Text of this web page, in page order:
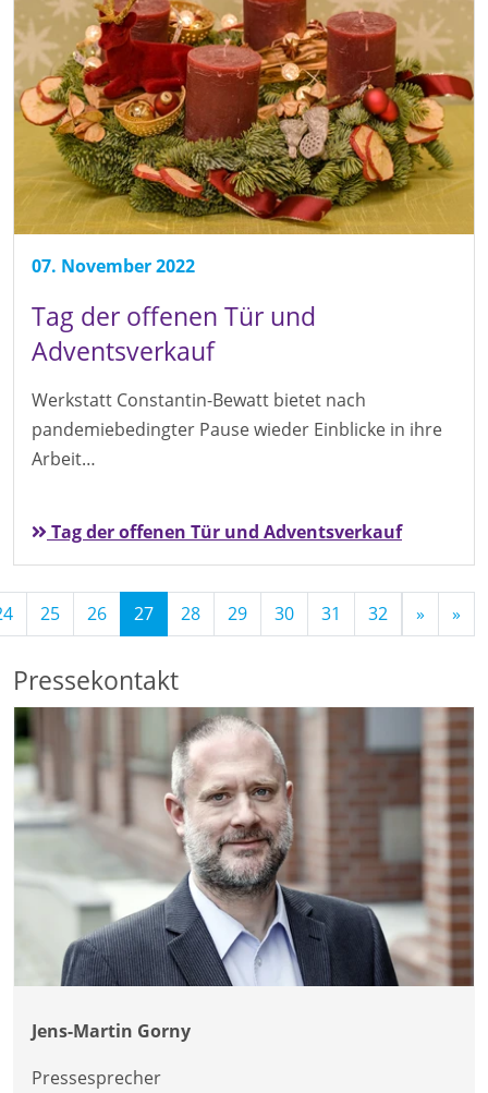
07. November 2022
Tag der offenen Tür und
Adventsverkauf
Werkstatt Constantin-Bewatt bietet nach
pandemiebedingter Pause wieder Einblicke in ihre
Arbeit…
Tag der offenen Tür und Adventsverkauf
25 26 27(Standort)
28 29 30 31 32 » »
Pressekontakt
Jens-Martin Gorny
Pressesprecher